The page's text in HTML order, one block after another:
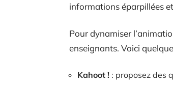
informations éparpillées
Pour dynamiser
enseignants. Voici
Kahoot ! : proposez des